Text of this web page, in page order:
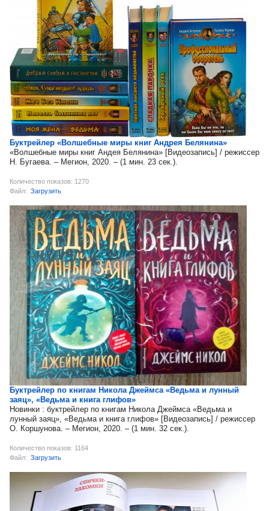
Буктрейлер «Волшебные миры книг Андрея Белянина»
«Волшебные миры книг Андея Белянина» [Видеозапись] / режиссер
Н. Бугаева. – Мегион, 2020. – (1 мин. 23 сек.).
Количество показов: 1270
Файл: Загрузить
Буктрейлер по книгам Никола Джеймса «Ведьма и лунный
заяц», «Ведьма и книга глифов»
Новинки : буктрейлер по книгам Никола Джеймса «Ведьма и
лунный заяц», «Ведьма и книга глифов» [Видеозапись] / режиссер
О. Коршунова. – Мегион, 2020. – (1 мин. 32 сек.).
Количество показов: 1164
Файл: Загрузить